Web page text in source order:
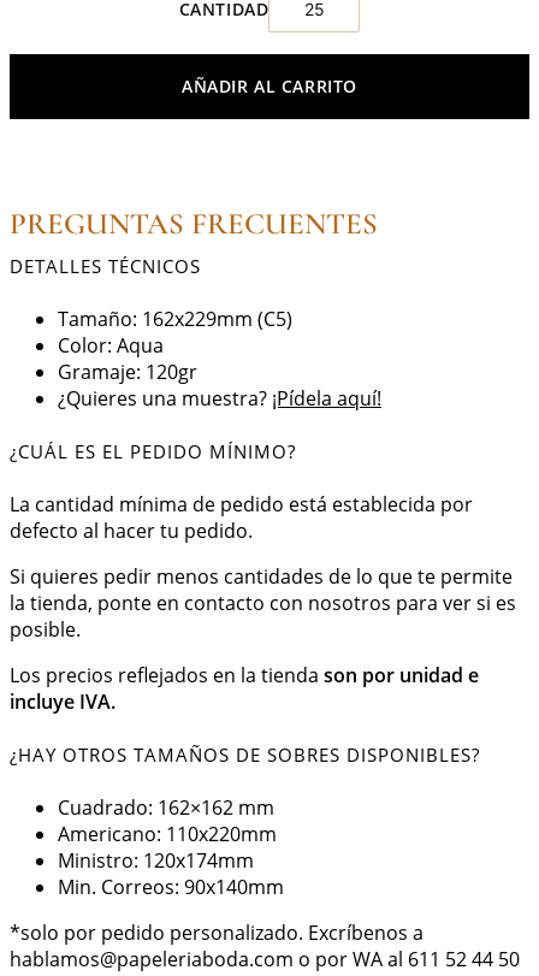
AÑADIR AL CARRITO
PREGUNTAS FRECUENTES
DETALLES TÉCNICOS
Tamaño: 162x229mm (C5)
Color: Aqua
Gramaje: 120gr
¿Quieres una muestra? ¡Pídela aquí!
¿CUÁL ES EL PEDIDO MÍNIMO?
La cantidad mínima de pedido está establecida por
defecto al hacer tu pedido.
Si quieres pedir menos cantidades de lo que te permite
la tienda, ponte en contacto con nosotros para ver si es
posible.
Los precios reflejados en la tienda son por unidad e
incluye IVA.
¿HAY OTROS TAMAÑOS DE SOBRES DISPONIBLES?
Cuadrado: 162×162 mm
Americano: 110x220mm
Ministro: 120x174mm
Min. Correos: 90x140mm
*solo por pedido personalizado. Excríbenos a
hablamos@papeleriaboda.com o por WA al 611 52 44 50